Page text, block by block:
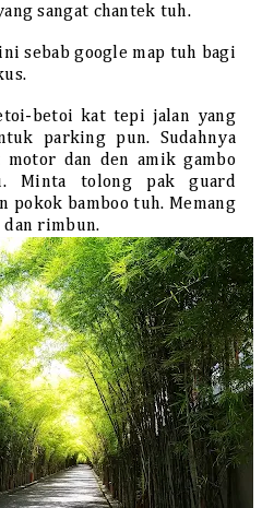
sangat chantek tuh.
sebab google map tuh bagi
betoi kat tepi jalan yang
parking pun. Sudahnya
dan den amik gambo
Minta tolong pak guard
pokok bamboo tuh. Memang
dan rimbun.